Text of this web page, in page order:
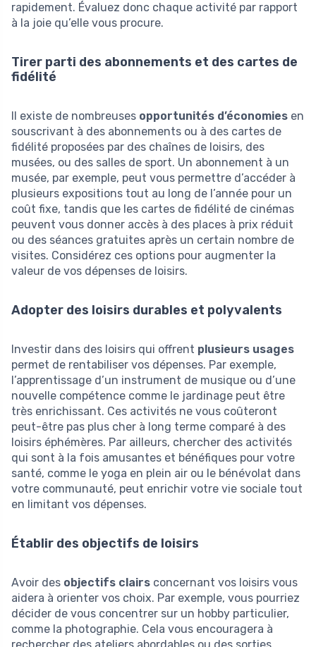
rapidement. Évaluez donc chaque activité par rapport
à la joie qu’elle vous procure.
Tirer parti des abonnements et des cartes de
fidélité
Il existe de nombreuses opportunités d’économies en
souscrivant à des abonnements ou à des cartes de
fidélité proposées par des chaînes de loisirs, des
musées, ou des salles de sport. Un abonnement à un
musée, par exemple, peut vous permettre d’accéder à
plusieurs expositions tout au long de l’année pour un
coût fixe, tandis que les cartes de fidélité de cinémas
peuvent vous donner accès à des places à prix réduit
ou des séances gratuites après un certain nombre de
visites. Considérez ces options pour augmenter la
valeur de vos dépenses de loisirs.
Adopter des loisirs durables et polyvalents
Investir dans des loisirs qui offrent plusieurs usages
permet de rentabiliser vos dépenses. Par exemple,
l’apprentissage d’un instrument de musique ou d’une
nouvelle compétence comme le jardinage peut être
très enrichissant. Ces activités ne vous coûteront
peut-être pas plus cher à long terme comparé à des
loisirs éphémères. Par ailleurs, chercher des activités
qui sont à la fois amusantes et bénéfiques pour votre
santé, comme le yoga en plein air ou le bénévolat dans
votre communauté, peut enrichir votre vie sociale tout
en limitant vos dépenses.
Établir des objectifs de loisirs
Avoir des objectifs clairs concernant vos loisirs vous
aidera à orienter vos choix. Par exemple, vous pourriez
décider de vous concentrer sur un hobby particulier,
comme la photographie. Cela vous encouragera à